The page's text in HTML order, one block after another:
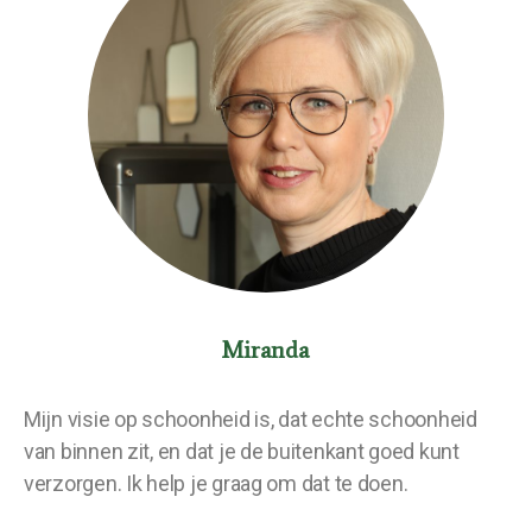
Mijn visie op schoonheid is, dat echte schoonheid
van binnen zit, en dat je de buitenkant goed kunt
verzorgen. Ik help je graag om dat te doen.
Miranda